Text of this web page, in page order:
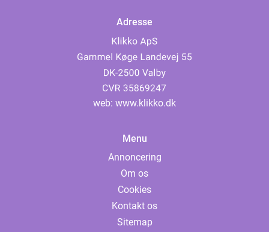
Adresse
web: www.klikko.dk
Menu
Annoncering
Om os
Cookies
Kontakt os
Sitemap